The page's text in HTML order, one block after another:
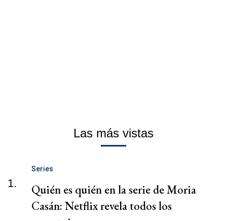
Las más vistas
1.
Series
Quién es quién en la serie de Moria
Casán: Netflix revela todos los